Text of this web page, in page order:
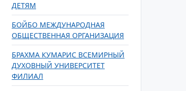
ДЕТЯМ
БОЙБО МЕЖДУНАРОДНАЯ
ОБЩЕСТВЕННАЯ ОРГАНИЗАЦИЯ
БРАХМА КУМАРИС ВСЕМИРНЫЙ
ДУХОВНЫЙ УНИВЕРСИТЕТ
ФИЛИАЛ